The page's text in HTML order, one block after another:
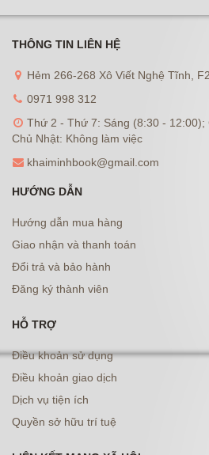
THÔNG TIN LIÊN HỆ
Hẻm 266-268 Xô Viết Nghệ Tĩnh,
0971 998 312
Thứ 2 - Thứ 7: Sáng (8:30 - 12:00);
Chủ Nhật: Không làm việc
khaiminhbook@gmail.com
HƯỚNG DẪN
Hướng dẫn mua hàng
Giao nhận và thanh toán
Đổi trả và bảo hành
Đăng ký thành viên
HỖ TRỢ
Điều khoản sử dụng
Điều khoản giao dịch
Dịch vụ tiện ích
Quyền sở hữu trí tuệ